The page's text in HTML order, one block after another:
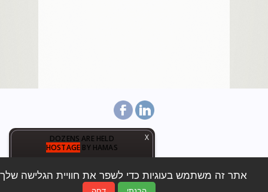
X
DOZENS ARE HELD
HOSTAGE BY HAMAS
1 0 3 6: 2 2: 3 4:5 7
אתר זה משתמש בעוגיות כדי לשפר את חוויית הגלישה
דף הבית אודותי נכסים התחדשות עירונית